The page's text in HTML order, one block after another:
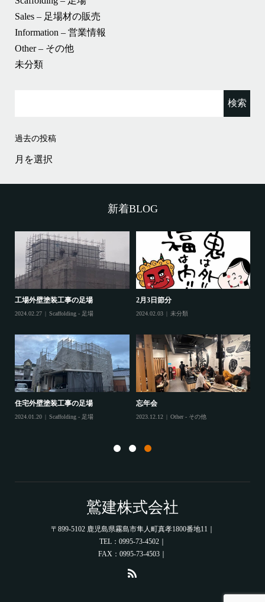
Sales – 足場材の販売
Information – 営業情報
Other – その他
未分類
過去の投稿
過
投
新着BLOG
工場外壁塗装工事の足場
2024.02.27 Scaffolding - 足場
2月3日節分
2024.02.03 未分類
住宅外壁塗装工事の足場
2024.01.20 Scaffolding - 足場
忘年会
2023.12.12 Other - その他
鷲建株式会社
〒899-5102 鹿児島県霧島市隼人町真孝1800番地11｜
TEL：0995-73-4502｜
FAX：0995-73-4503｜